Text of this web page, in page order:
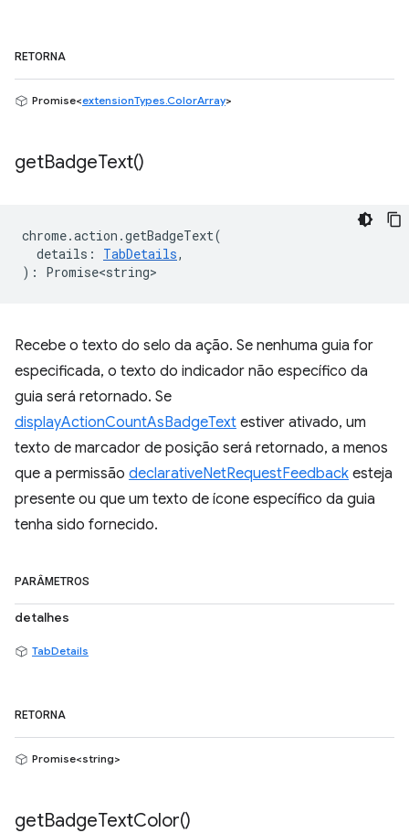
RETORNA
Promise<extensionTypes.ColorArray>
getBadgeText()
chrome.action .getBadgeText(
details : TabDetails,
) : Promise<string>
Recebe o texto do selo da ação. Se nenhuma guia for
especificada, o texto do indicador não específico da
guia será retornado. Se
displayActionCountAsBadgeText estiver ativado, um
texto de marcador de posição será retornado, a menos
que a permissão declarativeNetRequestFeedback esteja
presente ou que um texto de ícone específico da guia
tenha sido fornecido.
PARÂMETROS
detalhes
TabDetails
RETORNA
Promise<string>
getBadgeTextColor()